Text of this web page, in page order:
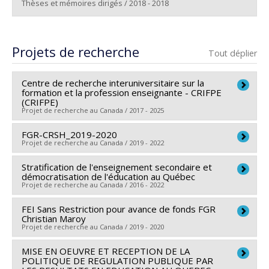
Thèses et mémoires dirigés / 2018 - 2018
Cycle :
Doctorat
Diplôme obtenu :Ph. D.
Projets de recherche Tout déplier
Centre de recherche interuniversitaire sur la
formation et la profession enseignante - CRIFPE
(CRIFPE)
Projet de recherche au Canada / 2017 - 2025
Chercheur principal : Maurice Tardif (In memoriam)
Thierry Karsenti,Marc André Éthier,Marie-Odile
Magnan
Co-chercheurs : Michel Janosz,Colette Gervais
Christian Maroy,Claude Lessard,Serge J. Larivée,
Annie Malo,Joëlle Morrissette,Martial Dembélé
Marie Thériault,Bruno Poellhuber,
Michel Lepage,Francisco A. Loiola,Pierre Canisius
Kamanzi,Alexandre Lanoix,Adriana Morales-Perlaza,
FGR-CRSH_2019-2020
Projet de recherche au Canada / 2019 - 2022
Chercheur principal : Christian Maroy
Sources de financement :CRSH/Conseil de recherches
en sciences humaines du Canada
Programmes de subvention :PVXXXXXX-FGR –
Subvention de recherche institutionnelle
Stratification de l'enseignement secondaire et
démocratisation de l'éducation au Québec
Projet de recherche au Canada / 2016 - 2022
Chercheur principal : Pierre Canisius Kamanzi
Co-chercheurs : Christian Maroy
Sources de financement :CRSH/Conseil de recherches
en sciences humaines du Canada
FEI Sans Restriction pour avance de fonds FGR
Christian Maroy
Projet de recherche au Canada / 2019 - 2020
Chercheur principal : Christian Maroy
MISE EN OEUVRE ET RECEPTION DE LA
POLITIQUE DE REGULATION PUBLIQUE PAR